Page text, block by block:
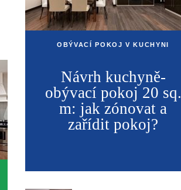
OBÝVACÍ POKOJ V KUCHYNI
Návrh kuchyně-
obývací pokoj 20 sq.
m: jak zónovat a
zařídit pokoj?